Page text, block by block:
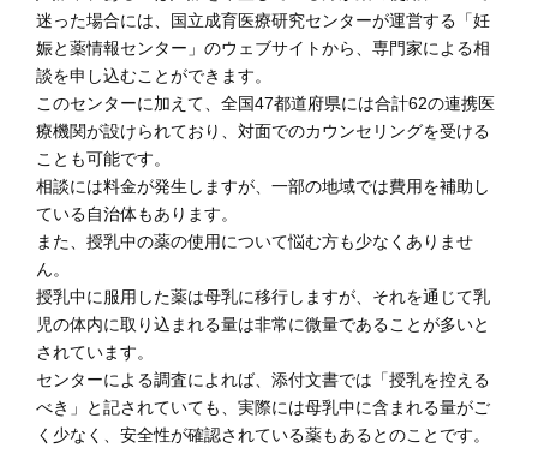
迷った場合には、国立成育医療研究センターが運営する「妊
娠と薬情報センター」のウェブサイトから、専門家による相
談を申し込むことができます。
このセンターに加えて、全国47都道府県には合計62の連携医
療機関が設けられており、対面でのカウンセリングを受ける
ことも可能です。
相談には料金が発生しますが、一部の地域では費用を補助し
ている自治体もあります。
また、授乳中の薬の使用について悩む方も少なくありませ
ん。
授乳中に服用した薬は母乳に移行しますが、それを通じて乳
児の体内に取り込まれる量は非常に微量であることが多いと
されています。
センターによる調査によれば、添付文書では「授乳を控える
べき」と記されていても、実際には母乳中に含まれる量がご
く少なく、安全性が確認されている薬もあるとのことです。